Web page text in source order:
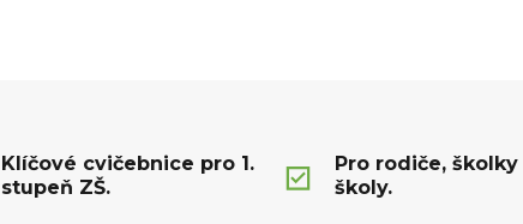
Klíčové cvičebnice pro 1.
stupeň ZŠ.
Pro rodiče, školky
školy.